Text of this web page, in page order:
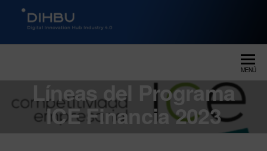
DIGITAL INNOVATION HUB
MENÚ
Líneas del Programa
ICE Financia 2023